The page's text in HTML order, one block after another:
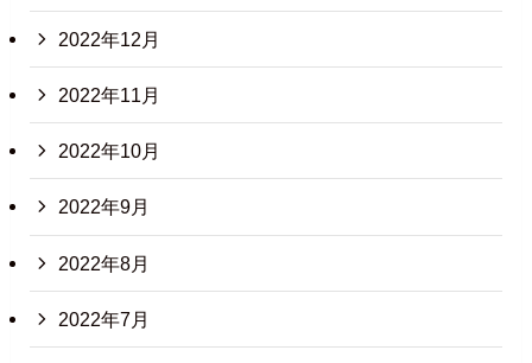
2022年12月
2022年11月
2022年10月
2022年9月
2022年8月
2022年7月